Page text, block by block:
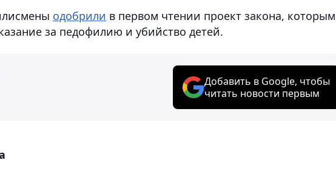
одобрили в первом чтении проект закона, которым
за педофилию и убийство детей.
Добавить в Google, чтобы
читать новости первым